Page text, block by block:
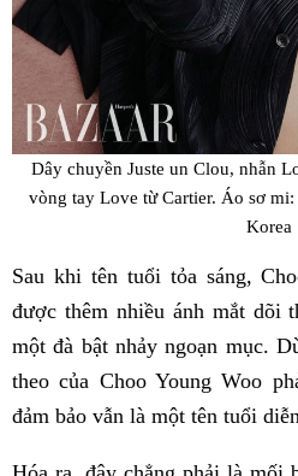
Dây chuyền Juste un Clou, nhẫn
vòng tay Love từ Cartier. Áo sơ
Korea
Sau khi tên tuổi tỏa sáng,
được thêm nhiều ánh mắt dõi
một đà bật nhảy ngoạn mục.
theo của Choo Young Woo
đảm bảo vẫn là một tên tuổi